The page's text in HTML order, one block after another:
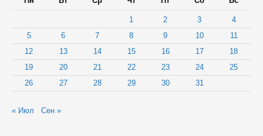
1 2 3
4
5
6 7 8 9 10
11
12
13 14 15 16 17
18
19
20 21 22 23 24
25
26
27 28 29 30 31
« Июл Сен »